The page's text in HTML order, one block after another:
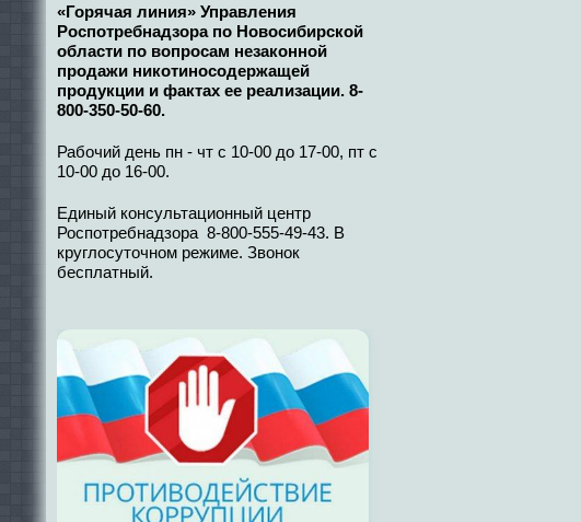
«Горячая линия» Управления
Роспотребнадзора по Новосибирской
области по вопросам незаконной
продажи никотиносодержащей
продукции и фактах ее реализации. 8-
800-350-50-60.
Рабочий день пн - чт с 10-00 до 17-00, пт с
10-00 до 16-00.
Единый консультационный центр
Роспотребнадзора 8-800-555-49-43. В
круглосуточном режиме. Звонок
бесплатный.